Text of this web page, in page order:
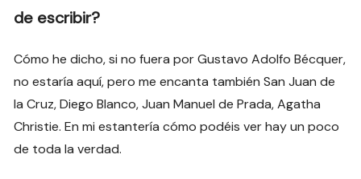
de escribir?
Cómo he dicho, si no fuera por Gustavo Adolfo Bécquer,
no estaría aquí, pero me encanta también San Juan de
la Cruz, Diego Blanco, Juan Manuel de Prada, Agatha
Christie. En mi estantería cómo podéis ver hay un poco
de toda la verdad.